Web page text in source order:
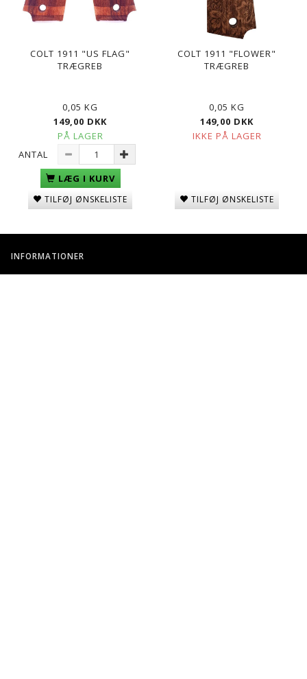
COLT 1911 "US FLAG"
TRÆGREB
0,05 KG
149,00 DKK
PÅ LAGER
ANTAL
LÆG I KURV
TILFØJ ØNSKELISTE
COLT 1911 "FLOWER"
TRÆGREB
0,05 KG
149,00 DKK
IKKE PÅ LAGER
TILFØJ ØNSKELISTE
INFORMATIONER